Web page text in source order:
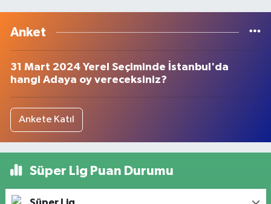
Anket
31 Mart 2024 Yerel Seçiminde İstanbul'da
hangi Adaya oy vereceksiniz?
Ankete Katıl
Süper Lig Puan Durumu